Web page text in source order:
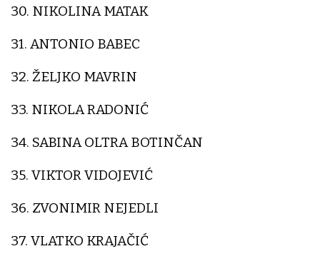
30. NIKOLINA MATAK
31. ANTONIO BABEC
32. ŽELJKO MAVRIN
33. NIKOLA RADONIĆ
34. SABINA OLTRA BOTINČAN
35. VIKTOR VIDOJEVIĆ
36. ZVONIMIR NEJEDLI
37. VLATKO KRAJAČIĆ